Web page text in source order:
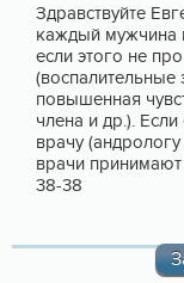
Здравствуйте
каждый мужчина
если этого не
повышенная
члена и др.).
врачу
врачи принимают
38-38